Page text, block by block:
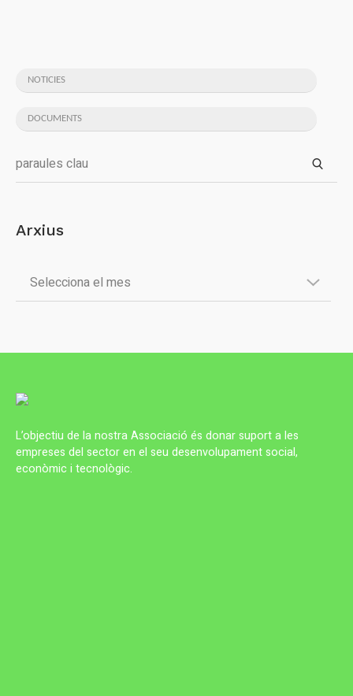
NOTICIES
DOCUMENTS
Arxius
L’objectiu de la nostra Associació és donar suport a les
empreses del sector en el seu desenvolupament social,
econòmic i tecnològic.